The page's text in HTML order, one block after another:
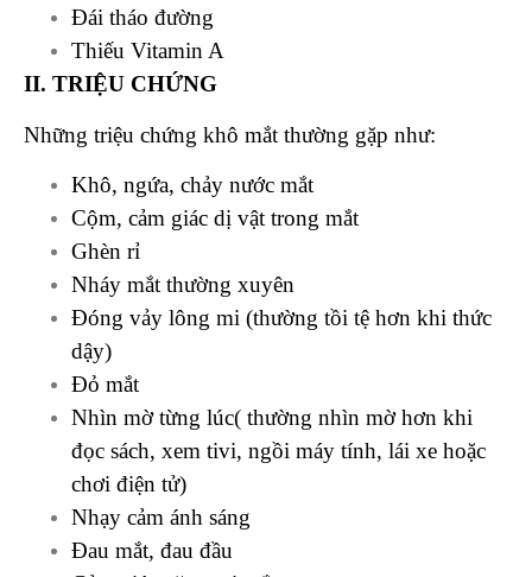
Đái tháo đường
Thiếu Vitamin A
II. TRIỆU CHỨNG
Những triệu chứng khô mắt thường gặp như:
Khô, ngứa, chảy nước mắt
Cộm, cảm giác dị vật trong mắt
Ghèn rỉ
Nháy mắt thường xuyên
Đóng vảy lông mi (thường tồi tệ hơn khi thức
dậy)
Đỏ mắt
Nhìn mờ từng lúc( thường nhìn mờ hơn khi
đọc sách, xem tivi, ngồi máy tính, lái xe hoặc
chơi điện tử)
Nhạy cảm ánh sáng
Đau mắt, đau đầu